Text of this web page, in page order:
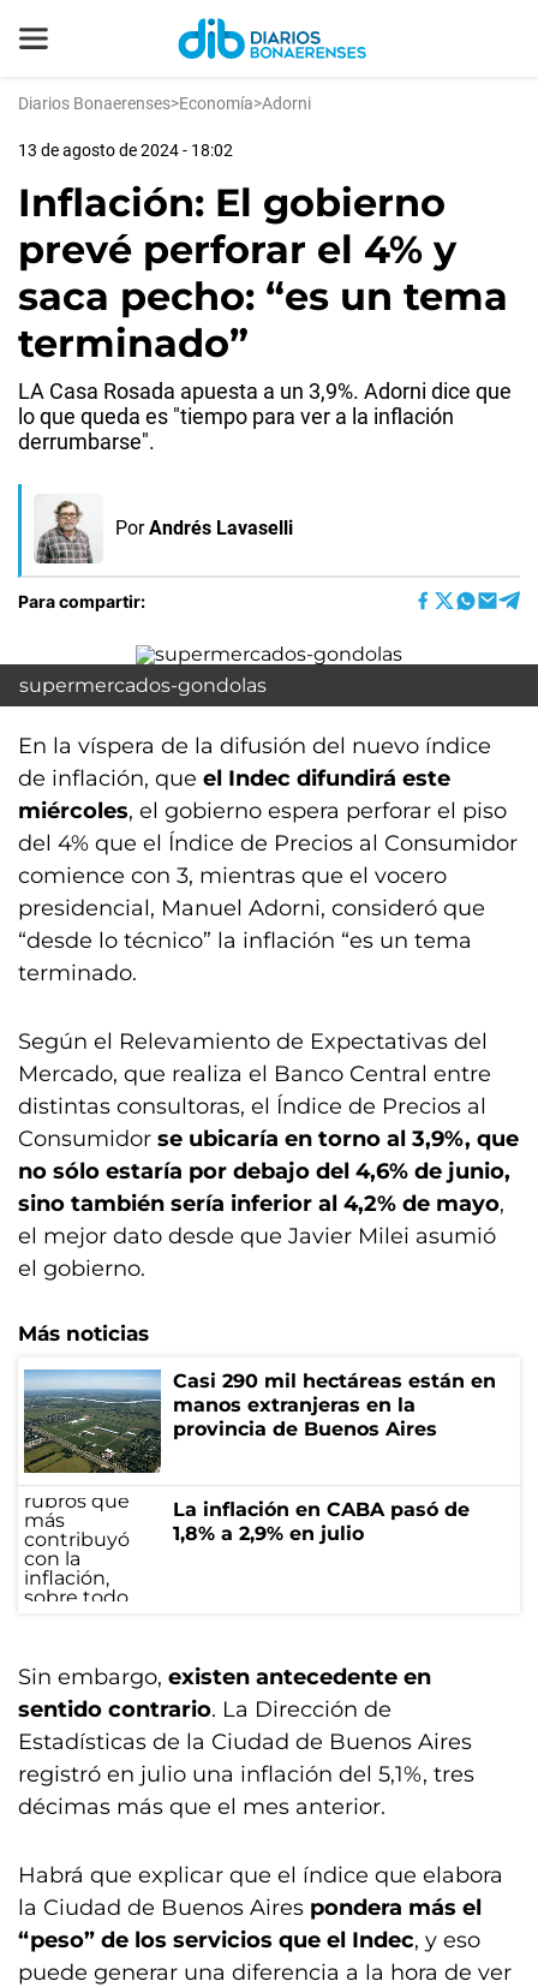
Diarios Bonaerenses>Economía>Adorni
13 de agosto de 2024 - 18:02
Inflación: El gobierno
prevé perforar el 4% y
saca pecho: “es un tema
terminado”
LA Casa Rosada apuesta a un 3,9%. Adorni dice que
lo que queda es "tiempo para ver a la inflación
derrumbarse".
Por Andrés Lavaselli
Para compartir:
supermercados-gondolas
En la víspera de la difusión del nuevo índice
de inflación, que el Indec difundirá este
miércoles, el gobierno espera perforar el piso
del 4% que el Índice de Precios al Consumidor
comience con 3, mientras que el vocero
presidencial, Manuel Adorni, consideró que
“desde lo técnico” la inflación “es un tema
terminado.
Según el Relevamiento de Expectativas del
Mercado, que realiza el Banco Central entre
distintas consultoras, el Índice de Precios al
Consumidor se ubicaría en torno al 3,9%, que
no sólo estaría por debajo del 4,6% de junio,
sino también sería inferior al 4,2% de mayo,
el mejor dato desde que Javier Milei asumió
el gobierno.
Más noticias
Casi 290 mil hectáreas están en
manos extranjeras en la
provincia de Buenos Aires
La inflación en CABA pasó de
1,8% a 2,9% en julio
Sin embargo, existen antecedente en
sentido contrario. La Dirección de
Estadísticas de la Ciudad de Buenos Aires
registró en julio una inflación del 5,1%, tres
décimas más que el mes anterior.
Habrá que explicar que el índice que elabora
la Ciudad de Buenos Aires pondera más el
“peso” de los servicios que el Indec, y eso
puede generar una diferencia a la hora de ver